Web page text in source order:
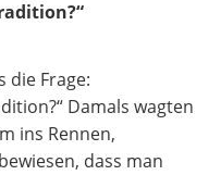
die Frage:
Damals wagten
ins Rennen,
dass man